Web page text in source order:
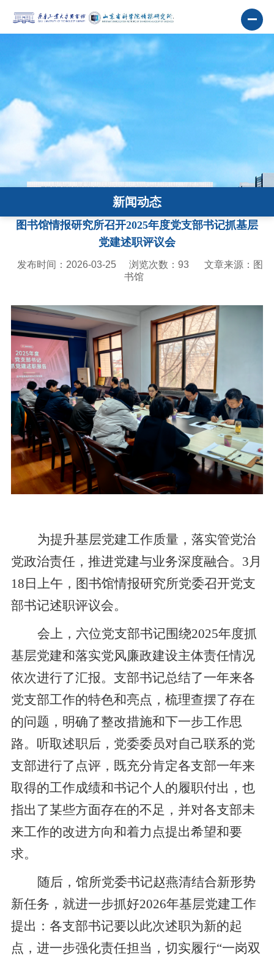
新闻动态
图书馆情报研究所召开2025年度党支部书记抓基层
党建述职评议会
发布时间：2026-03-25 浏览次数：93
文章来源：图
书馆
为提升基层党建工作质量，落实管党治
党政治责任，推进党建与业务深度融合。 3月
18日上午，图书馆情报研究所党委召开党支
部书记述职评议会。
会上， 六位党支部书记围绕2025年度抓
基层党建和落实党风廉政建设主体责任情况
依次进行了汇报。支部书记总结了一年来各
党支部工作的特色和亮点，梳理查摆了存在
的问题，明确了整改措施和下一步工作思
路。听取述职后，党委委员对自己联系的党
支部进行了点评，既充分肯定各支部一年来
取得的工作成绩和书记个人的履职付出，也
指出了某些方面存在的不足，并对各支部未
来工作的改进方向和着力点提出希望和要
求。
随后，馆所党委书记赵燕清结合新形势
新任务，就进一步抓好2026年基层党建工作
提出：各支部书记要以此次述职为新的起
点，进一步强化责任担当，切实履行“一岗双